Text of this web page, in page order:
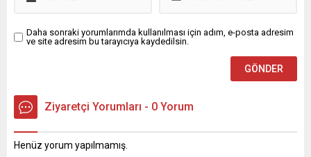
Daha sonraki yorumlarımda kullanılması için adım, e-posta adresim
ve site adresim bu tarayıcıya kaydedilsin.
Ziyaretçi Yorumları - 0 Yorum
Henüz yorum yapılmamış.